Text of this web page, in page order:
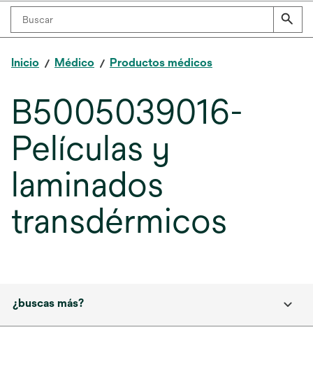
Inicio Médico Productos médicos
B5005039016-
Películas y
laminados
transdérmicos
¿buscas más?